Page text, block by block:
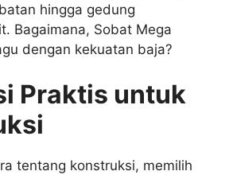
hingga gedung
Bagaimana, Sobat Mega
dengan kekuatan baja?
Praktis untuk
tentang konstruksi, memilih